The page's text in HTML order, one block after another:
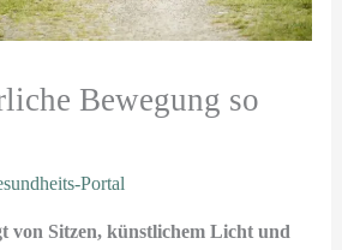
Bewegung so
Portal
von Sitzen, künstlichem Licht und